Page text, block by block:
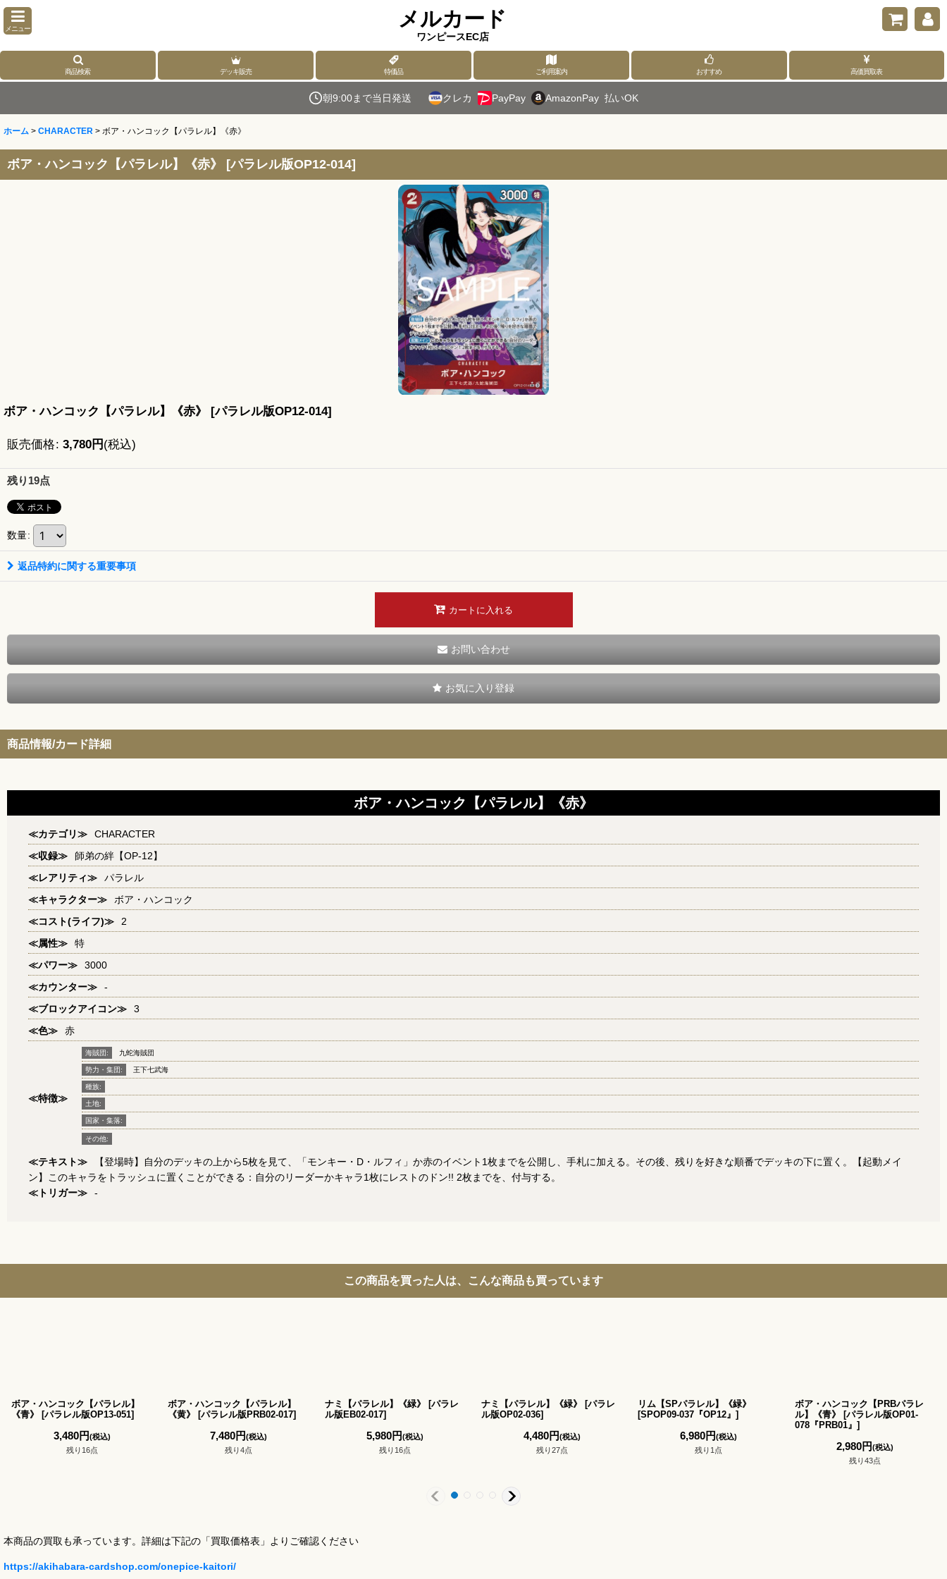
メニュー メルカード
ワンピースEC店
商品検索 デッキ販売 特価品 ご利用案内 おすすめ 高価買取表
朝9:00まで当日発送 クレカ PayPay AmazonPay 払いOK
ホーム > CHARACTER > ボア・ハンコック【パラレル】《赤》
ボア・ハンコック【パラレル】《赤》 [パラレル版OP12-014]
ボア・ハンコック【パラレル】《赤》 [パラレル版OP12-014]
販売価格: 3,780円 (税込)
残り19点
数量:
返品特約に関する重要事項
カートに入れる
お問い合わせ
お気に入り登録
商品情報/カード詳細
ボア・ハンコック【パラレル】《赤》
≪カテゴリ≫
CHARACTER
≪収録≫
師弟の絆【OP-12】
≪レアリティ≫
パラレル
≪キャラクター≫
ボア・ハンコック
≪コスト(ライフ)≫
2
≪属性≫
特
≪パワー≫
3000
≪カウンター≫
-
≪ブロックアイコン≫
3
≪色≫
赤
≪特徴≫
海賊団: 九蛇海賊団
勢力・集団: 王下七武海
種族:
土地:
国家・集落:
その他:
≪テキスト≫
【登場時】自分のデッキの上から5枚を見て、「モンキー・D・ルフィ」か赤のイベント1枚までを公開し、手札に加える。その後、残りを好きな順番でデッキの下に置く。【起動メイ
ン】このキャラをトラッシュに置くことができる：自分のリーダーかキャラ1枚にレストのドン!! 2枚までを、付与する。
≪トリガー≫
-
この商品を買った人は、こんな商品も買っています
ボア・ハンコック【パラレル】
《青》
[パラレル版OP13-051]
3,480円(税込)
残り16点
ボア・ハンコック【パラレル】
《黄》
[パラレル版PRB02-017]
7,480円(税込)
残り4点
ナミ【パラレル】《緑》 [パラレ
ル版EB02-017]
5,980円(税込)
残り16点
ナミ【パラレル】《緑》 [パラレ
ル版OP02-036]
4,480円(税込)
残り27点
リム【SPパラレル】《緑》
[SPOP09-037『OP12』]
6,980円(税込)
残り1点
ボア・ハンコック【PRBパラレ
ル】《青》
[パラレル版OP01-
078『PRB01』 ]
2,980円(税込)
残り43点
本商品の買取も承っています。詳細は下記の「買取価格表」よりご確認ください
https://akihabara-cardshop.com/onepice-kaitori/